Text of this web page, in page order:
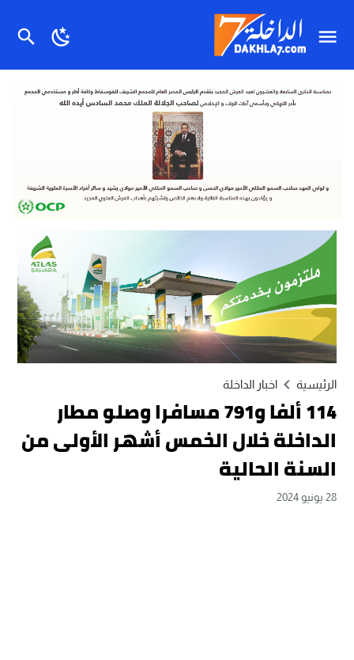
الرئيسية اخبار الداخلة
114 ألفا و791 مسافرا وصلو مطار
الداخلة خلال الخمس أشهر الأولى من
السنة الحالية
28 يونيو 2024